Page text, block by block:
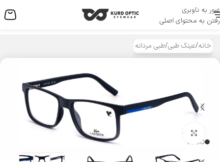
عبور به ناوبری
رفتن به محتوای اصلی
منو
خانه/عینک طبی/طبی مردانه
بزرگنمایی تصویر